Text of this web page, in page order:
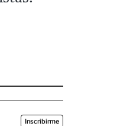
Inscribirme